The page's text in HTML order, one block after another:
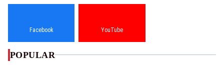
Facebook YouTube
POPULAR